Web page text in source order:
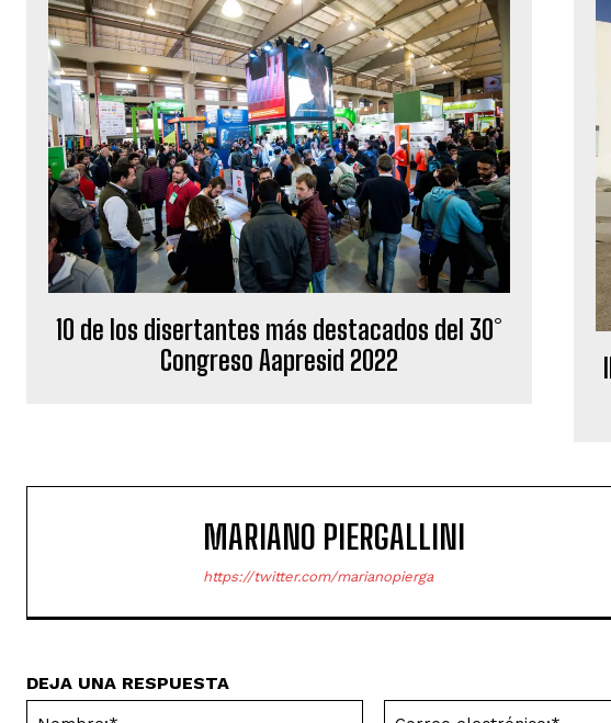
10 de los disertantes más destacados del 30°
Congreso Aapresid 2022
MARIANO PIERGALLINI
https://twitter.com/marianopierga
DEJA UNA RESPUESTA